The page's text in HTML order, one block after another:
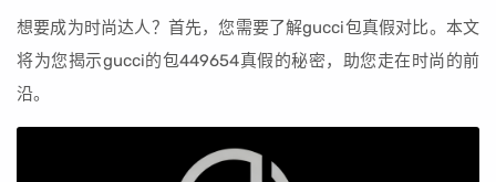
想要成为时尚达人？首先，您需要了解gucci包真假对比。本文
将为您揭示gucci的包449654真假的秘密，助您走在时尚的前
沿。